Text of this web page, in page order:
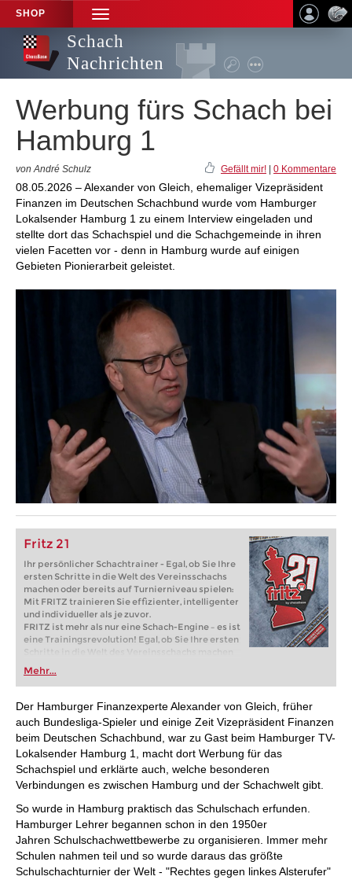
SHOP
TOGGLE
NAVIGATION
Schach
Nachrichten
Werbung fürs Schach bei
Hamburg 1
von André Schulz Gefällt mir! 0 Kommentare
08.05.2026 – Alexander von Gleich, ehemaliger Vizepräsident
Finanzen im Deutschen Schachbund wurde vom Hamburger
Lokalsender Hamburg 1 zu einem Interview eingeladen und
stellte dort das Schachspiel und die Schachgemeinde in ihren
vielen Facetten vor - denn in Hamburg wurde auf einigen
Gebieten Pionierarbeit geleistet.
Fritz 21
Ihr persönlicher Schachtrainer - Egal, ob Sie Ihre
ersten Schritte in die Welt des Vereinsschachs
machen oder bereits auf Turnierniveau spielen:
Mit FRITZ trainieren Sie effizienter, intelligenter
und individueller als je zuvor.
FRITZ ist mehr als nur eine Schach-Engine – es ist
eine Trainingsrevolution! Egal, ob Sie Ihre ersten
Schritte in die Welt des Vereinsschachs machen
oder bereits auf Turnierniveau spielen: Mit
FRITZ trainieren Sie effizienter, intelligenter und
individueller als je zuvor.
Mehr...
Der Hamburger Finanzexperte Alexander von Gleich, früher
auch Bundesliga-Spieler und einige Zeit Vizepräsident Finanzen
beim Deutschen Schachbund, war zu Gast beim Hamburger TV-
Lokalsender Hamburg 1, macht dort Werbung für das
Schachspiel und erklärte auch, welche besonderen
Verbindungen es zwischen Hamburg und der Schachwelt gibt.
So wurde in Hamburg praktisch das Schulschach erfunden.
Hamburger Lehrer begannen schon in den 1950er
Jahren Schulschachwettbewerbe zu organisieren. Immer mehr
Schulen nahmen teil und so wurde daraus das größte
Schulschachturnier der Welt - "Rechtes gegen linkes Alsterufer"